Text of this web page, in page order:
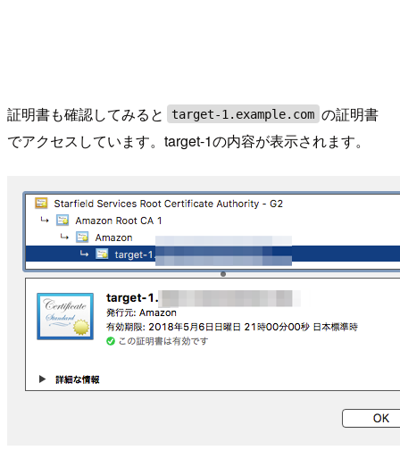
証明書も確認してみると target-1.example.com の証明書
でアクセスしています。target-1の内容が表示されます。